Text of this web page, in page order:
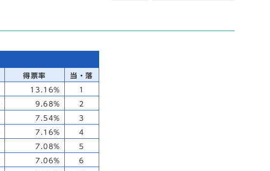
得票率 当・落
13.16% 1
9.68% 2
7.54% 3
7.16% 4
7.08% 5
7.06% 6